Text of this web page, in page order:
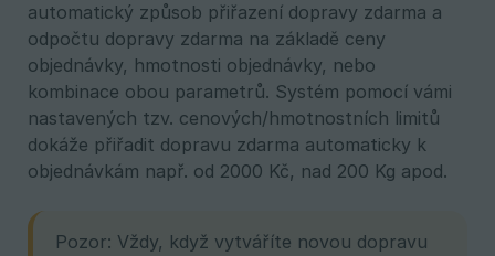
automatický způsob přiřazení dopravy zdarma a
odpočtu dopravy zdarma na základě ceny
objednávky, hmotnosti objednávky, nebo
kombinace obou parametrů. Systém pomocí vámi
nastavených tzv. cenových/hmotnostních limitů
dokáže přiřadit dopravu zdarma automaticky k
objednávkám např. od 2000 Kč, nad 200 Kg apod.
Pozor: Vždy, když vytváříte novou dopravu